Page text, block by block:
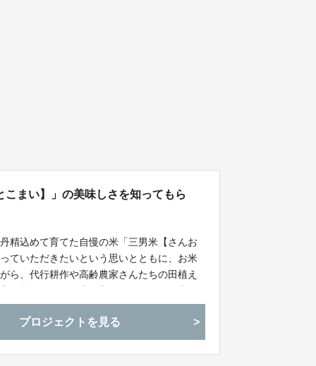
まい】」の美味しさを知ってもら
精込めて育てた自慢の米「三男米【さんお
ていただきたいという思いとともに、お米
ら、代行耕作や高齢農家さんたちの田植え
可能な農業経営で貢献したいと考えていま
プロジェクトを見る